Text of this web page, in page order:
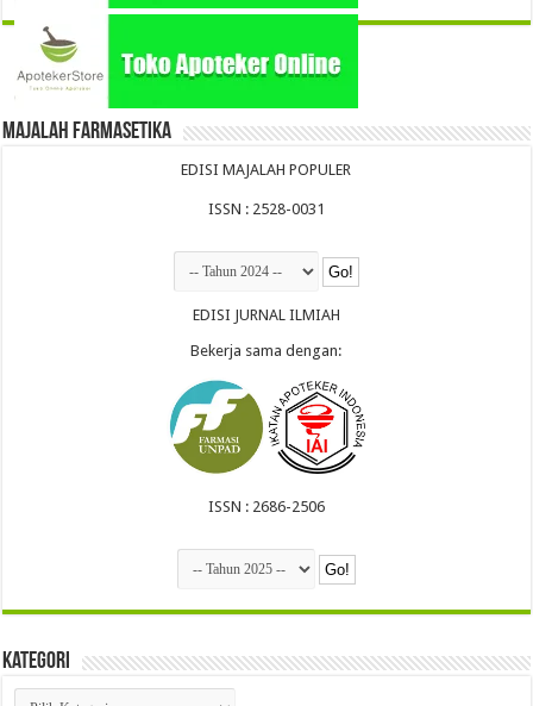
Majalah Farmasetika
EDISI MAJALAH POPULER
ISSN : 2528-0031
EDISI JURNAL ILMIAH
Bekerja sama dengan:
ISSN : 2686-2506
Kategori
Kategori